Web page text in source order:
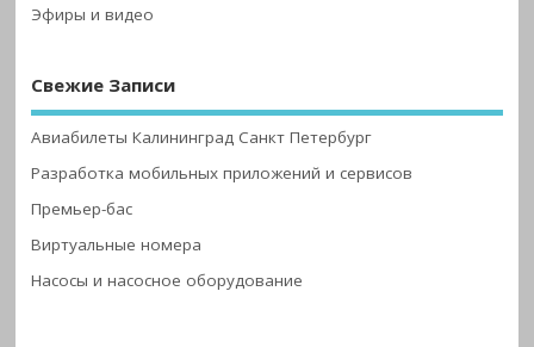
Эфиры и видео
Свежие Записи
Авиабилеты Калининград Санкт Петербург
Разработка мобильных приложений и сервисов
Премьер-бас
Виртуальные номера
Насосы и насосное оборудование